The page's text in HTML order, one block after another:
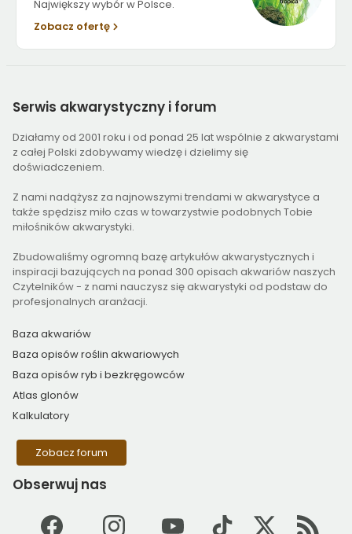
Największy wybór w Polsce.
Zobacz ofertę
Serwis akwarystyczny i forum
Działamy od 2001 roku i od ponad 25 lat wspólnie z akwarystami
z całej Polski zdobywamy wiedzę i dzielimy się
doświadczeniem.
Z nami nadążysz za najnowszymi trendami w akwarystyce a
także spędzisz miło czas w towarzystwie podobnych Tobie
miłośników akwarystyki.
Zbudowaliśmy ogromną bazę artykułów akwarystycznych i
inspiracji bazujących na ponad 300 opisach akwariów naszych
Czytelników - z nami nauczysz się akwarystyki od podstaw do
profesjonalnych aranżacji.
Baza akwariów
Baza opisów roślin akwariowych
Baza opisów ryb i bezkręgowców
Atlas glonów
Kalkulatory
Zobacz forum
Obserwuj nas